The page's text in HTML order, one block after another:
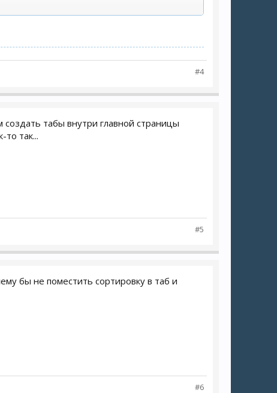
#4
табы внутри главной страницы
так...
#5
бы не поместить сортировку в таб и
#6